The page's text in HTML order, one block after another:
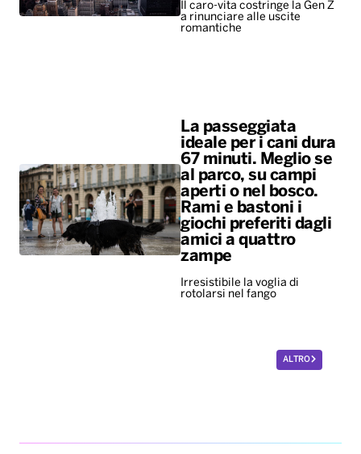
Il caro-vita costringe la Gen Z
a rinunciare alle uscite
romantiche
La passeggiata
ideale per i cani dura
67 minuti. Meglio se
al parco, su campi
aperti o nel bosco.
Rami e bastoni i
giochi preferiti dagli
amici a quattro
zampe
Irresistibile la voglia di
rotolarsi nel fango
ALTRO